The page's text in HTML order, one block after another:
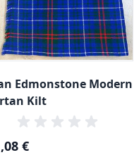
Edmonstone Modern
Kilt
Price
€